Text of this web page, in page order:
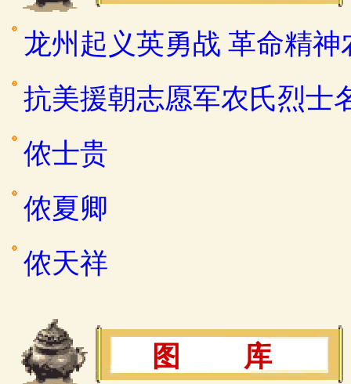
龙州起义英勇战 革命精
抗美援朝志愿军农氏烈士
侬士贵
侬夏卿
侬天祥
图 库